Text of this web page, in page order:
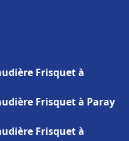
Frisquet à
Frisquet à Paray
Frisquet à